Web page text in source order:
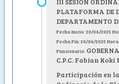
PLATAFORMA DE
DEPARTAMENTO
Fecha Inicio: 20/06/2025
Fecha Fin: 20/06/2025
Funcionario:
C.P.C. Fabian
Participación en